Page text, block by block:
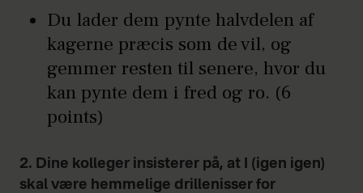
Du lader dem pynte halvdelen af
kagerne præcis som de vil, og
gemmer resten til senere, hvor du
kan pynte dem i fred og ro. (6
points)
2. Dine kolleger insisterer på, at I (igen igen)
skal være hemmelige drillenisser for